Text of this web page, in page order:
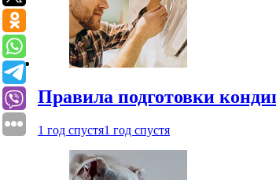
Правила подготовки
1 год спустя1 год спустя